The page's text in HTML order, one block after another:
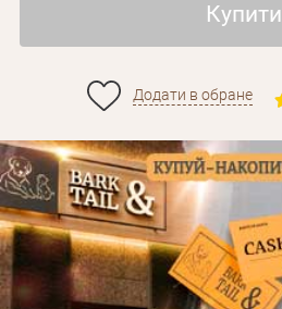
Купити
Додати в обране